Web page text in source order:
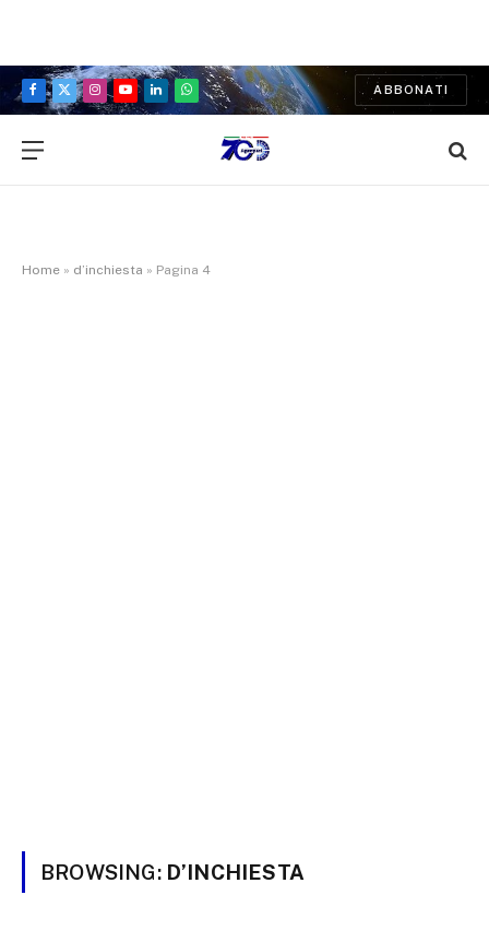
Facebook
X
Instagram
YouTubeLinkedInWhatsApp
ABBONATI
Home » d’inchiesta » Pagina 4
BROWSING: D’INCHIESTA